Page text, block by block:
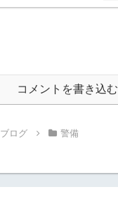
コメントを書き込む
ブログ 警備